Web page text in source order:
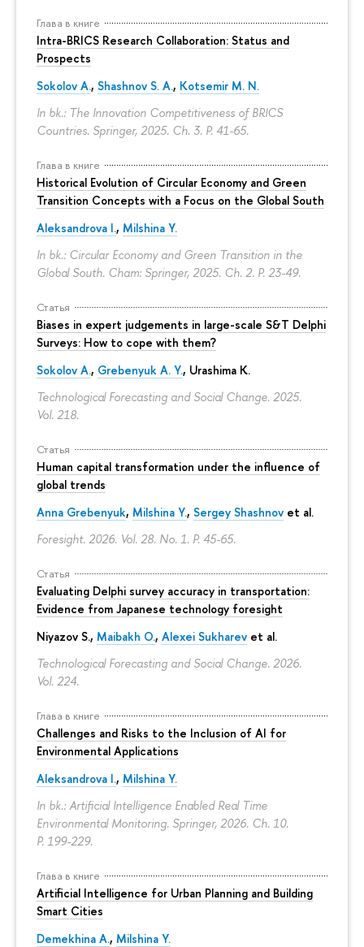
Глава в книге
Intra-BRICS Research Collaboration: Status and
Prospects
Sokolov A., Shashnov S. A., Kotsemir M. N.
In bk.: The Innovation Competitiveness of BRICS
Countries. Springer, 2025. Ch. 3. P. 41-65.
Глава в книге
Historical Evolution of Circular Economy and Green
Transition Concepts with a Focus on the Global South
Aleksandrova I., Milshina Y.
In bk.: Circular Economy and Green Transition in the
Global South. Cham: Springer, 2025. Ch. 2. P. 23-49.
Статья
Biases in expert judgements in large-scale S&T Delphi
Surveys: How to cope with them?
Sokolov A., Grebenyuk A. Y., Urashima K.
Technological Forecasting and Social Change. 2025.
Vol. 218.
Статья
Human capital transformation under the influence of
global trends
Anna Grebenyuk, Milshina Y., Sergey Shashnov et al.
Foresight. 2026. Vol. 28. No. 1. P. 45-65.
Статья
Evaluating Delphi survey accuracy in transportation:
Evidence from Japanese technology foresight
Niyazov S., Maibakh O., Alexei Sukharev et al.
Technological Forecasting and Social Change. 2026.
Vol. 224.
Глава в книге
Challenges and Risks to the Inclusion of AI for
Environmental Applications
Aleksandrova I., Milshina Y.
In bk.: Artificial Intelligence Enabled Real Time
Environmental Monitoring. Springer, 2026. Ch. 10.
P. 199-229.
Глава в книге
Artificial Intelligence for Urban Planning and Building
Smart Cities
Demekhina A., Milshina Y.